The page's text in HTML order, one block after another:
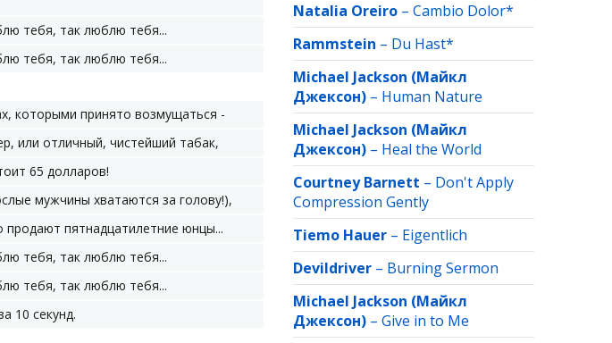
тебя, так люблю тебя...
тебя, так люблю тебя...
которыми принято возмущаться -
или отличный, чистейший табак,
65 долларов!
мужчины хватаются за голову!),
продают пятнадцатилетние юнцы...
тебя, так люблю тебя...
тебя, так люблю тебя...
10 секунд.
Natalia Oreiro – Cambio Dolor*
Rammstein – Du Hast*
Michael Jackson (Майкл
Джексон) – Human Nature
Michael Jackson (Майкл
Джексон) – Heal the World
Courtney Barnett – Don't Apply
Compression Gently
Tiemo Hauer – Eigentlich
Devildriver – Burning Sermon
Michael Jackson (Майкл
Джексон) – Give in to Me